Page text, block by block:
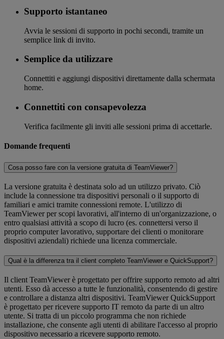
Supporto istantaneo
Avvia le sessioni di supporto in pochi secondi, tramite un
semplice link di invito.
Semplice da utilizzare
Connettiti e aggiungi dispositivi direttamente dalla schermata
home.
Connettiti con consapevolezza
Verifica facilmente gli inviti alle sessioni prima di accettarle.
Domande frequenti
Cosa posso fare con la versione gratuita di TeamViewer?
La versione gratuita è destinata solo ad un utilizzo privato. Ciò
include la connessione tra dispositivi personali o il supporto di
familiari e amici tramite connessioni remote. L'utilizzo di
TeamViewer per scopi lavorativi, all'interno di un'organizzazione, o
entro qualsiasi attività a scopo di lucro (es. connettersi verso il
proprio computer lavorativo, supportare dei clienti o monitorare
dispositivi aziendali) richiede una licenza commerciale.
Qual è la differenza tra il client completo TeamViewer e QuickSupport?
Il client TeamViewer è progettato per offrire supporto remoto ad altri
utenti. Esso dà accesso a tutte le funzionalità, consentendo di gestire
e controllare a distanza altri dispositivi. TeamViewer QuickSupport
è progettato per ricevere supporto IT remoto da parte di un altro
utente. Si tratta di un piccolo programma che non richiede
installazione, che consente agli utenti di abilitare l'accesso al proprio
dispositivo necessario a ricevere supporto remoto.